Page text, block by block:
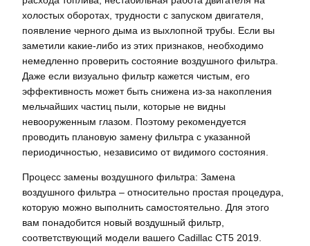
холостых оборотах, трудности с запуском двигателя,
появление черного дыма из выхлопной трубы. Если вы
заметили какие-либо из этих признаков, необходимо
немедленно проверить состояние воздушного фильтра.
Даже если визуально фильтр кажется чистым, его
эффективность может быть снижена из-за накопления
мельчайших частиц пыли, которые не видны
невооруженным глазом. Поэтому рекомендуется
проводить плановую замену фильтра с указанной
периодичностью, независимо от видимого состояния.
Процесс замены воздушного фильтра: Замена
воздушного фильтра – относительно простая процедура,
которую можно выполнить самостоятельно. Для этого
вам понадобится новый воздушный фильтр,
соответствующий модели вашего Cadillac CT5 2019.